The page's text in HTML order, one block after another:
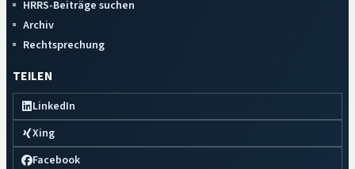
HRRS-Beiträge suchen
Archiv
Rechtsprechung
TEILEN
LinkedIn
Xing
Facebook